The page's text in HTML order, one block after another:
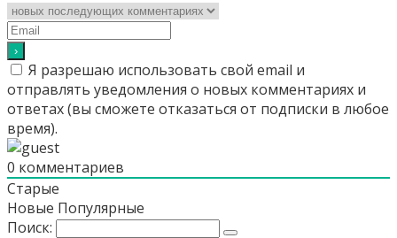
Я разрешаю использовать свой email и
отправлять уведомления о новых комментариях и
ответах (вы cможете отказаться от подписки в любое
время).
0 комментариев
Старые
Новые Популярные
Поиск: